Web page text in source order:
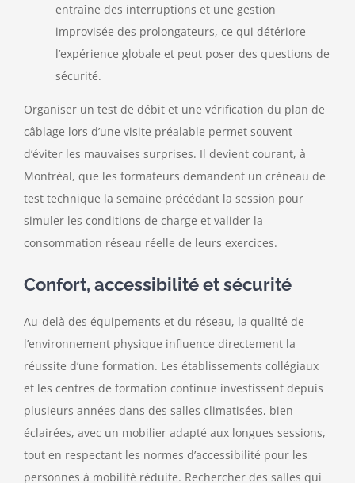
entraîne des interruptions et une gestion
improvisée des prolongateurs, ce qui détériore
l’expérience globale et peut poser des questions de
sécurité.
Organiser un test de débit et une vérification du plan de
câblage lors d’une visite préalable permet souvent
d’éviter les mauvaises surprises. Il devient courant, à
Montréal, que les formateurs demandent un créneau de
test technique la semaine précédant la session pour
simuler les conditions de charge et valider la
consommation réseau réelle de leurs exercices.
Confort, accessibilité et sécurité
Au-delà des équipements et du réseau, la qualité de
l’environnement physique influence directement la
réussite d’une formation. Les établissements collégiaux
et les centres de formation continue investissent depuis
plusieurs années dans des salles climatisées, bien
éclairées, avec un mobilier adapté aux longues sessions,
tout en respectant les normes d’accessibilité pour les
personnes à mobilité réduite. Rechercher des salles qui